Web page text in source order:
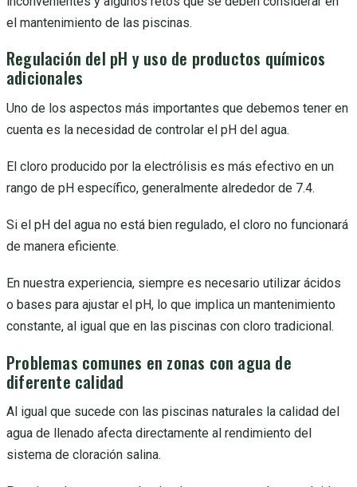
el mantenimiento de las piscinas.
Regulación del pH y uso de productos químicos
adicionales
Uno de los aspectos más importantes que debemos tener en
cuenta es la necesidad de controlar el pH del agua.
El cloro producido por la electrólisis es más efectivo en un
rango de pH específico, generalmente alrededor de 7.4.
Si el pH del agua no está bien regulado, el cloro no funcionará
de manera eficiente.
En nuestra experiencia, siempre es necesario utilizar ácidos
o bases para ajustar el pH, lo que implica un mantenimiento
constante, al igual que en las piscinas con cloro tradicional.
Problemas comunes en zonas con agua de
diferente calidad
Al igual que sucede con las piscinas naturales la calidad del
agua de llenado afecta directamente al rendimiento del
sistema de cloración salina.